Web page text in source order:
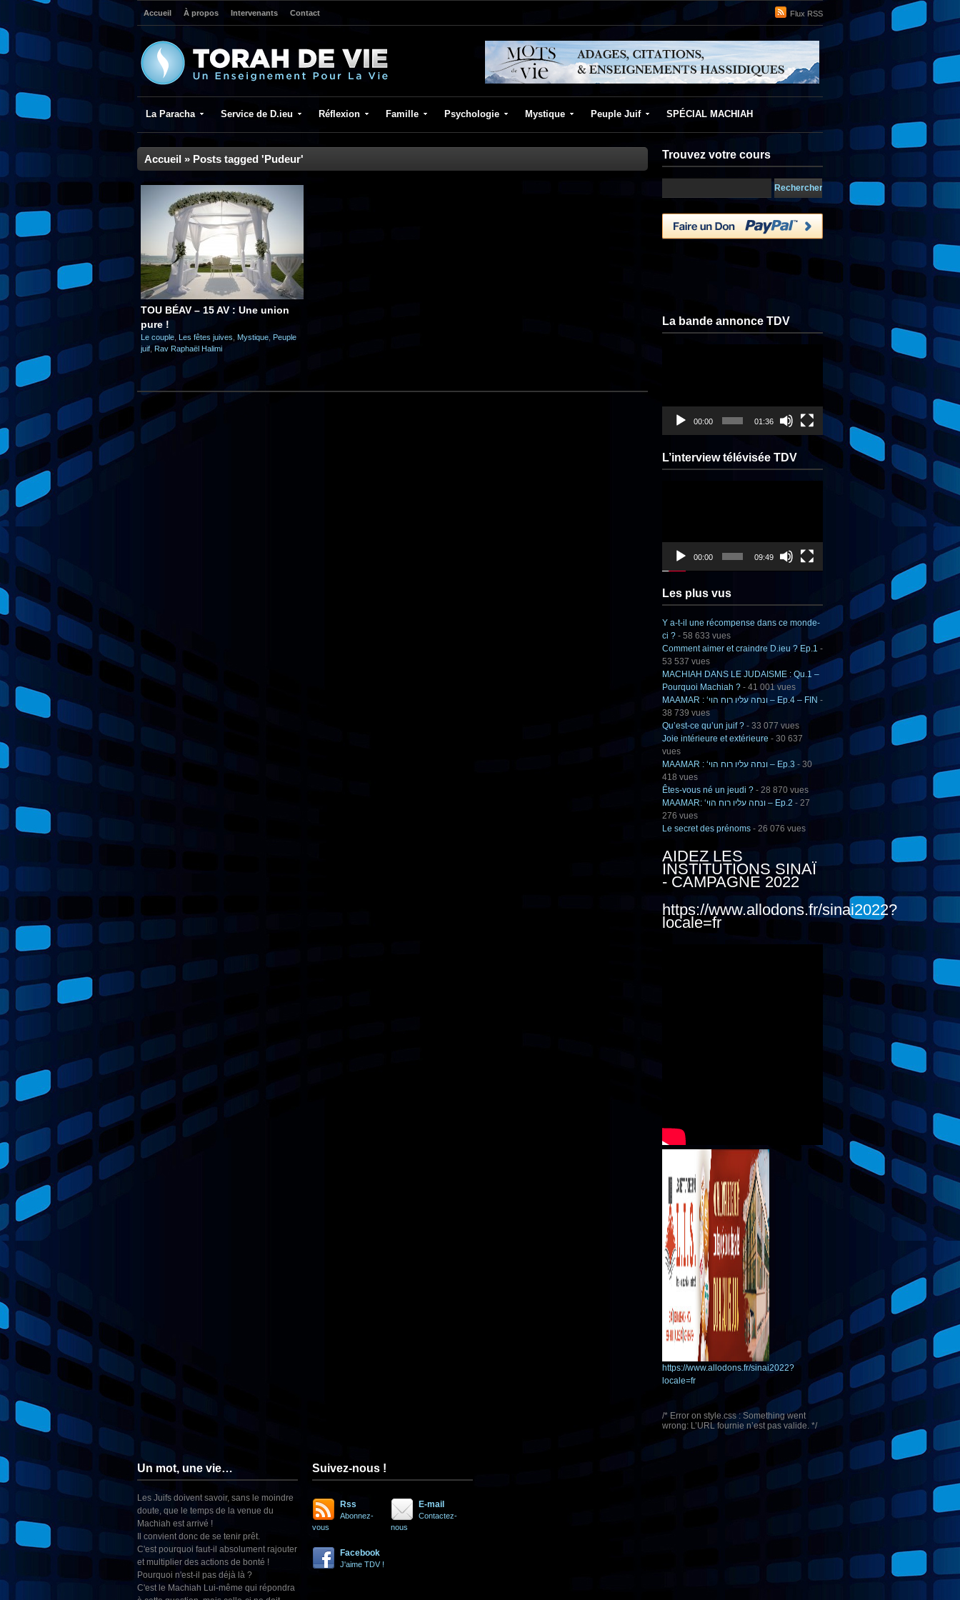
Flux RSS
Accueil À propos Intervenants Contact
La Paracha Service de D.ieu Réflexion Famille Psychologie Mystique Peuple Juif SPÉCIAL MACHIAH
Accueil » Posts tagged 'Pudeur'
TOU BÉAV – 15 AV : Une union
pure !
Le couple Les fêtes juives Mystique Peuple
juif, Rav Raphaël Halimi
Trouvez votre cours
La bande annonce TDV
00:00 01:36
L’interview télévisée TDV
00:00 09:49
Les plus vus
Y a-t-il une récompense dans ce monde-
ci ? - 58 633 vues
Comment aimer et craindre D.ieu ? Ep.1 -
53 537 vues
MACHIAH DANS LE JUDAISME : Qu.1 –
Pourquoi Machiah ? - 41 001 vues
MAAMAR : ‘ונחה עליו רוח הוי – Ep.4 – FIN -
38 739 vues
Qu’est-ce qu’un juif ? - 33 077 vues
Joie intérieure et extérieure - 30 637
vues
MAAMAR : ‘ונחה עליו רוח הוי – Ep.3 - 30
418 vues
Êtes-vous né un jeudi ? - 28 870 vues
MAAMAR: ‘ונחה עליו רוח הוי – Ep.2 - 27
276 vues
Le secret des prénoms - 26 076 vues
AIDEZ LES
INSTITUTIONS SINAÏ
- CAMPAGNE 2022
https://www.allodons.fr/sinai2022?
locale=fr
https://www.allodons.fr/sinai2022?
locale=fr
/* Error on style.css : Something went
wrong: L’URL fournie n’est pas valide. */
Un mot, une vie…
Les Juifs doivent savoir, sans le moindre
doute, que le temps de la venue du
Machiah est arrivé !
Il convient donc de se tenir prêt.
C'est pourquoi faut-il absolument rajouter
et multiplier des actions de bonté !
Pourquoi n'est-il pas déjà là ?
C'est le Machiah Lui-même qui répondra
Suivez-nous !
Rss
Abonnez-
vous
E-mail
Contactez-
nous
Facebook
J'aime TDV !